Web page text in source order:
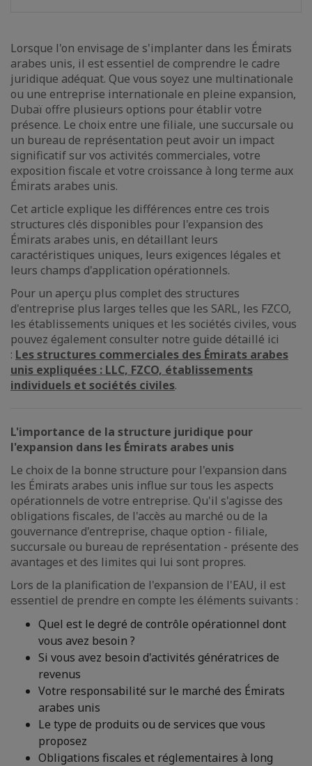
Lorsque l'on envisage de s'implanter dans les Émirats
arabes unis, il est essentiel de comprendre le cadre
juridique adéquat. Que vous soyez une multinationale
ou une entreprise internationale en pleine expansion,
Dubaï offre plusieurs options pour établir votre
présence. Le choix entre une filiale, une succursale ou
un bureau de représentation peut avoir un impact
significatif sur vos activités commerciales, votre
exposition fiscale et votre croissance à long terme aux
Émirats arabes unis.
Cet article explique les différences entre ces trois
structures clés disponibles pour l'expansion des
Émirats arabes unis, en détaillant leurs
caractéristiques uniques, leurs exigences légales et
leurs champs d'application opérationnels.
Pour un aperçu plus complet des structures
d'entreprise plus larges telles que les SARL, les FZCO,
les établissements uniques et les sociétés civiles, vous
pouvez également consulter notre guide détaillé ici
: Les structures commerciales des Émirats arabes
unis expliquées : LLC, FZCO, établissements
individuels et sociétés civiles.
L'importance de la structure juridique pour
l'expansion dans les Émirats arabes unis
Le choix de la bonne structure pour l'expansion dans
les Émirats arabes unis influe sur tous les aspects
opérationnels de votre entreprise. Qu'il s'agisse des
obligations fiscales, de l'accès au marché ou de la
gouvernance d'entreprise, chaque option - filiale,
succursale ou bureau de représentation - présente des
avantages et des limites qui lui sont propres.
Lors de la planification de l'expansion de l'EAU, il est
essentiel de prendre en compte les éléments suivants :
Quel est le degré de contrôle opérationnel dont
vous avez besoin ?
Si vous avez besoin d'activités génératrices de
revenus
Votre responsabilité sur le marché des Émirats
arabes unis
Le type de produits ou de services que vous
proposez
Obligations fiscales et réglementaires à long